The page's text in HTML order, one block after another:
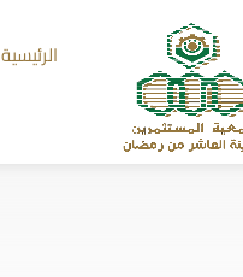
الرئيسية